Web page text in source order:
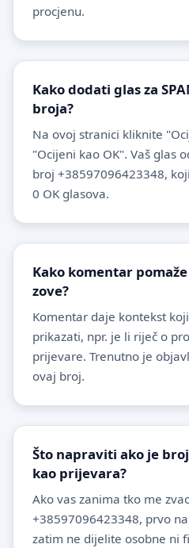
procjenu.
Kako dodati glas za
broja?
Na ovoj stranici kliknite
"Ocijeni kao OK". Vaš glas
broj +38597096423348,
0 OK glasova.
Kako komentar
zove?
Komentar daje kontekst
prikazati, npr. je li riječ o
prijevare. Trenutno je
ovaj broj.
Što napraviti ako je
kao prijevara?
Ako vas zanima tko me
+38597096423348, prvo
zatim ne dijelite osobne ni